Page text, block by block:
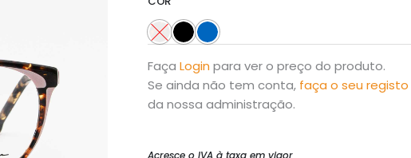
Faça Login para ver o preço do produto.
Se ainda não tem conta, faça o seu registo
da nossa administração.